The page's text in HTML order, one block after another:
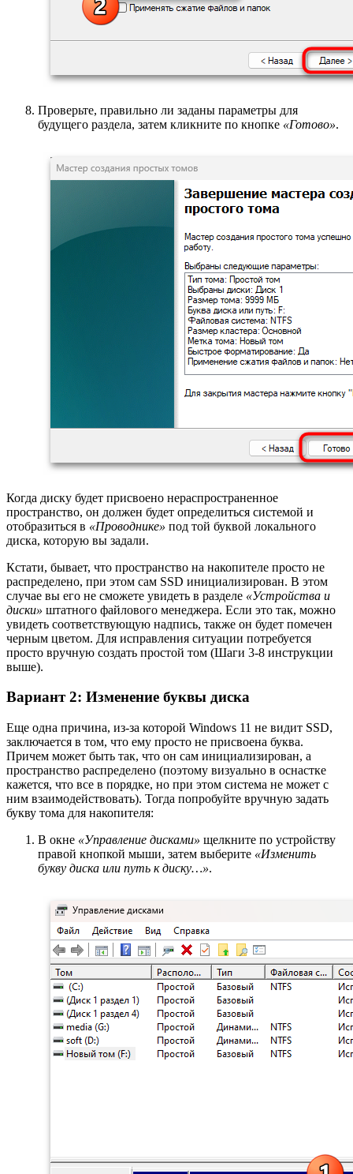
Проверьте, правильно ли заданы параметры для
будущего раздела, затем кликните по кнопке «Готово».
Когда диску будет присвоено нераспространенное
пространство, он должен будет определиться системой и
отобразиться в «Проводнике» под той буквой локального
диска, которую вы задали.
Кстати, бывает, что пространство на накопителе просто не
распределено, при этом сам SSD инициализирован. В этом
случае вы его не сможете увидеть в разделе «Устройства и
диски» штатного файлового менеджера. Если это так, можно
увидеть соответствующую надпись, также он будет помечен
черным цветом. Для исправления ситуации потребуется
просто вручную создать простой том (Шаги 3-8 инструкции
выше).
Вариант 2: Изменение буквы диска
Еще одна причина, из-за которой Windows 11 не видит SSD,
заключается в том, что ему просто не присвоена буква.
Причем может быть так, что он сам инициализирован, а
пространство распределено (поэтому визуально в оснастке
кажется, что все в порядке, но при этом система не может с
ним взаимодействовать). Тогда попробуйте вручную задать
букву тома для накопителя:
В окне «Управление дисками» щелкните по устройству
правой кнопкой мыши, затем выберите «Изменить
букву диска или путь к диску…».